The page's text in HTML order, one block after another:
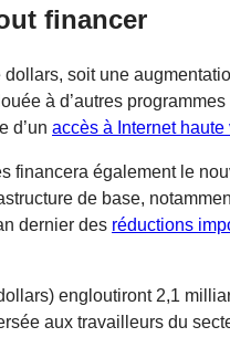
financer
soit une
à d’autres
d’un accès à Internet
financera également le
de base,
dernier des réductions
engloutiront 2,1
aux travailleurs du